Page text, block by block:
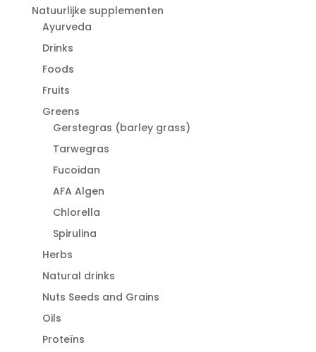
Natuurlijke supplementen
Ayurveda
Drinks
Foods
Fruits
Greens
Gerstegras (barley grass)
Tarwegras
Fucoidan
AFA Algen
Chlorella
Spirulina
Herbs
Natural drinks
Nuts Seeds and Grains
Oils
Proteïns